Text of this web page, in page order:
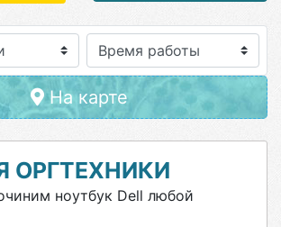
На карте
ОРГТЕХНИКИ
ноутбук Dell любой